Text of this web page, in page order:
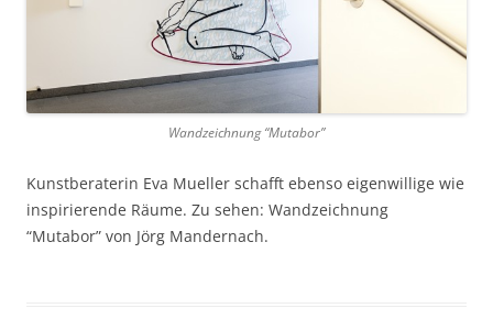
Wandzeichnung “Mutabor”
Kunstberaterin Eva Mueller schafft ebenso eigenwillige wie
inspirierende Räume. Zu sehen: Wandzeichnung
“Mutabor” von Jörg Mandernach.